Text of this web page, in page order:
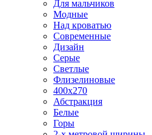
Для мальчиков
Модные
Над кроватью
Современные
Дизайн
Серые
Светлые
Флизелиновые
400х270
Абстракция
Белые
Горы